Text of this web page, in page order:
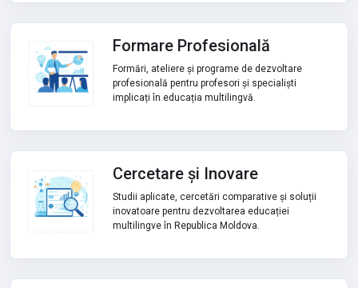
Formare Profesională
Formări, ateliere și programe de dezvoltare
profesională pentru profesori și specialiști
implicați în educația multilingvă.
Cercetare și Inovare
Studii aplicate, cercetări comparative și soluții
inovatoare pentru dezvoltarea educației
multilingve în Republica Moldova.